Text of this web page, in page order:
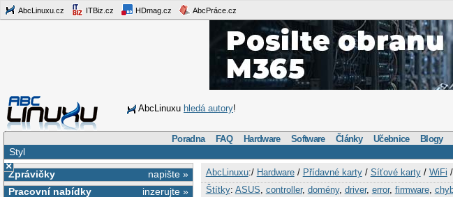
AbcLinuxu.cz ITBiz.cz HDmag.cz AbcPráce.cz
AbcLinuxu hledá autory!
Poradna FAQ Hardware Software Články Učebnice Blogy
Styl
×
napište »
Zprávičky
inzerujte »
Pracovní nabídky
AbcLinuxu:/ Hardware/ Přídavné karty/ Síťové karty/ WiFi /
Štítky: ASUS controller, domény, driver, error, firmware,